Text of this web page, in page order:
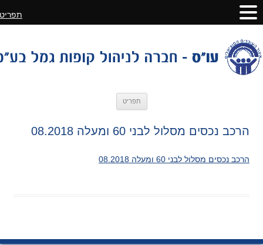
תפריט
הרכב נכסים מסלול לבני 60 ומעלה 08.2018
הרכב נכסים מסלול לבני 60 ומעלה 08.2018
תפריט